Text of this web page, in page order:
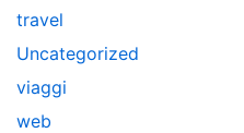
travel
Uncategorized
viaggi
web